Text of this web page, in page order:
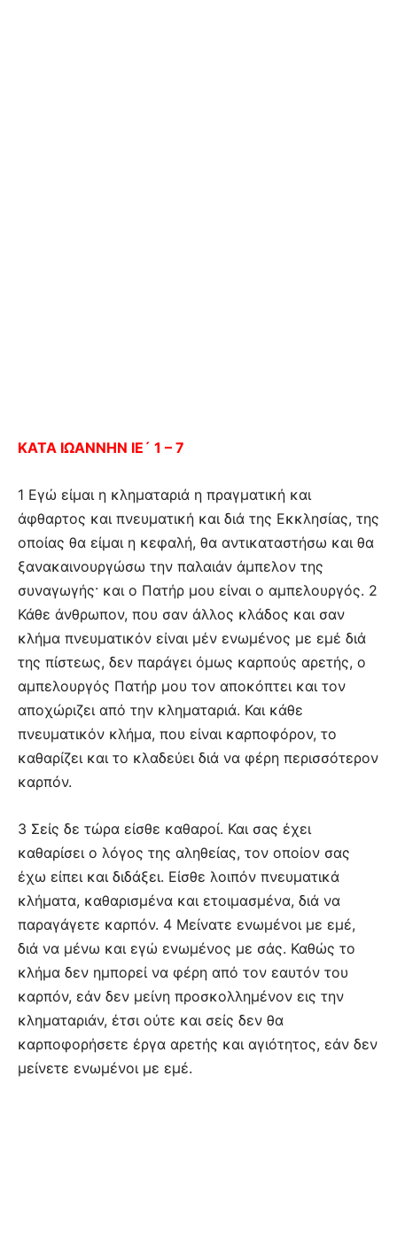
ΚΑΤΑ ΙΩΑΝΝΗΝ ΙΕ´ 1 – 7
1 Εγώ είμαι η κληματαριά η πραγματική και
άφθαρτος και πνευματική και διά της Εκκλησίας, της
οποίας θα είμαι η κεφαλή, θα αντικαταστήσω και θα
ξανακαινουργώσω την παλαιάν άμπελον της
συναγωγής· και ο Πατήρ μου είναι ο αμπελουργός. 2
Κάθε άνθρωπον, που σαν άλλος κλάδος και σαν
κλήμα πνευματικόν είναι μέν ενωμένος με εμέ διά
της πίστεως, δεν παράγει όμως καρπούς αρετής, ο
αμπελουργός Πατήρ μου τον αποκόπτει και τον
αποχώριζει από την κληματαριά. Και κάθε
πνευματικόν κλήμα, που είναι καρποφόρον, το
καθαρίζει και το κλαδεύει διά να φέρη περισσότερον
καρπόν.
3 Σείς δε τώρα είσθε καθαροί. Και σας έχει
καθαρίσει ο λόγος της αληθείας, τον οποίον σας
έχω είπει και διδάξει. Είσθε λοιπόν πνευματικά
κλήματα, καθαρισμένα και ετοιμασμένα, διά να
παραγάγετε καρπόν. 4 Μείνατε ενωμένοι με εμέ,
διά να μένω και εγώ ενωμένος με σάς. Καθώς το
κλήμα δεν ημπορεί να φέρη από τον εαυτόν του
καρπόν, εάν δεν μείνη προσκολλημένον εις την
κληματαριάν, έτσι ούτε και σείς δεν θα
καρποφορήσετε έργα αρετής και αγιότητος, εάν δεν
μείνετε ενωμένοι με εμέ.